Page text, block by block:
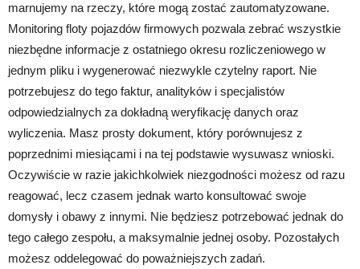
marnujemy na rzeczy, które mogą zostać zautomatyzowane.
Monitoring floty pojazdów firmowych pozwala zebrać wszystkie
niezbędne informacje z ostatniego okresu rozliczeniowego w
jednym pliku i wygenerować niezwykle czytelny raport. Nie
potrzebujesz do tego faktur, analityków i specjalistów
odpowiedzialnych za dokładną weryfikację danych oraz
wyliczenia. Masz prosty dokument, który porównujesz z
poprzednimi miesiącami i na tej podstawie wysuwasz wnioski.
Oczywiście w razie jakichkolwiek niezgodności możesz od razu
reagować, lecz czasem jednak warto konsultować swoje
domysły i obawy z innymi. Nie będziesz potrzebować jednak do
tego całego zespołu, a maksymalnie jednej osoby. Pozostałych
możesz oddelegować do poważniejszych zadań.